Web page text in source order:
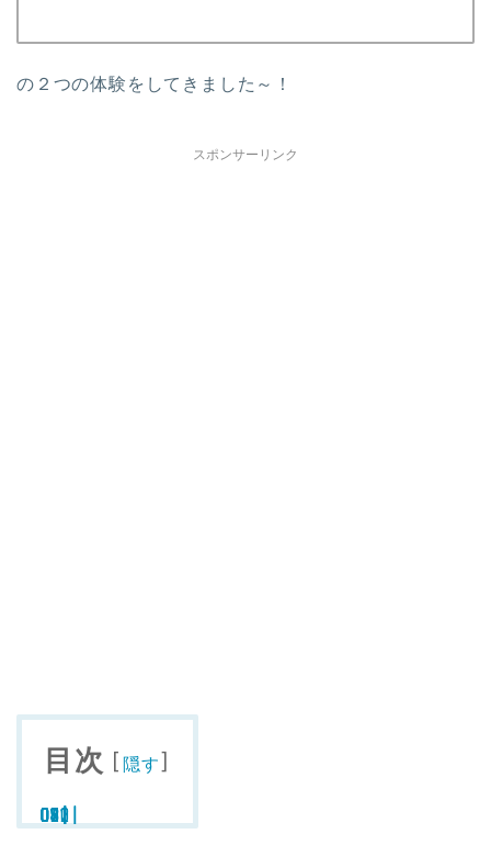
の２つの体験をしてきました～！
スポンサーリンク
目次 [ 隠す]